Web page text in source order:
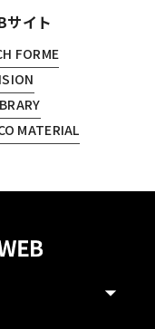
サイト
FORME
MATERIAL